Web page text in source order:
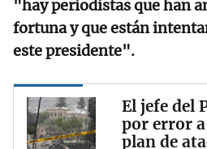
"hay periodistas que han
fortuna y que están
este presidente".
El jefe del
por error
plan de